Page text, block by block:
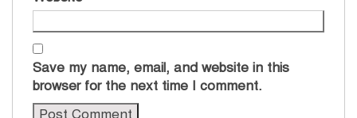
Save my name, email, and website in this
browser for the next time I comment.